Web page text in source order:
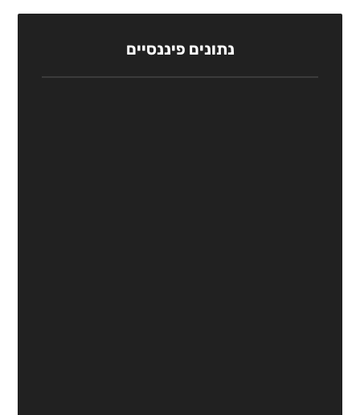
נתונים פיננסיים